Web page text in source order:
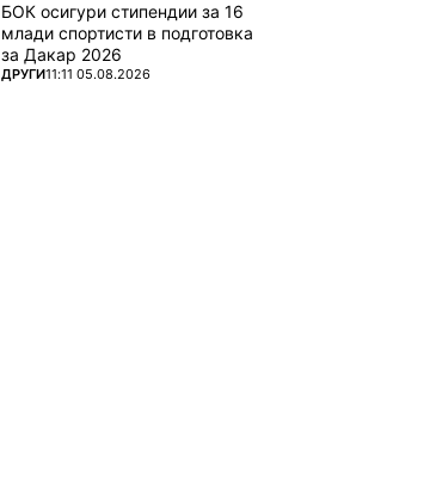
БОК осигури стипендии за 16
млади спортисти в подготовка
за Дакар 2026
ПОВЕЧЕ ОТ
ДРУГИ11:11 05.08.2026